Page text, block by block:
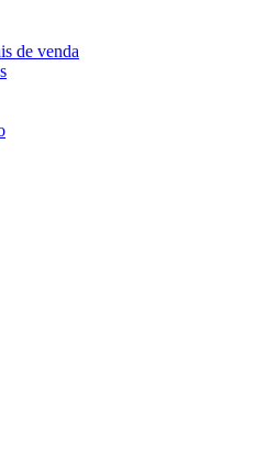
de venda